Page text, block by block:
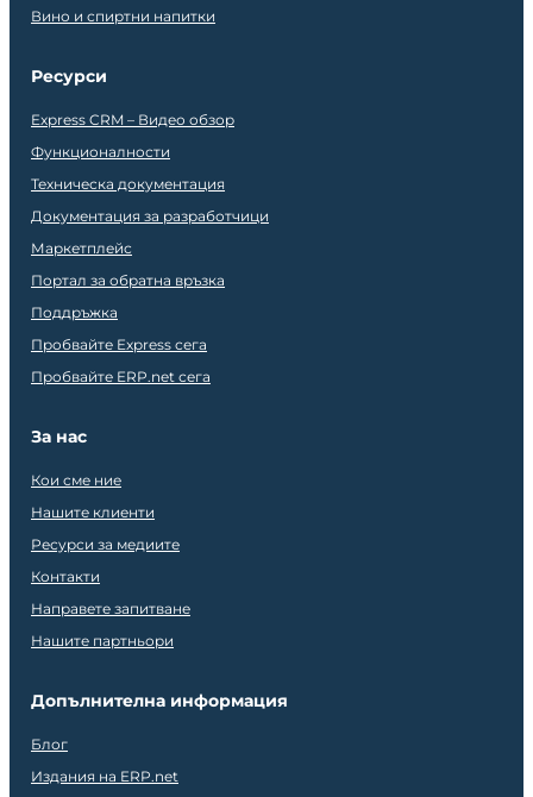
Вино и спиртни напитки
Ресурси
Express CRM – Видео обзор
Функционалности
Техническа документация
Документация за разработчици
Маркетплейс
Портал за обратна връзка
Поддръжка
Пробвайте Express сега
Пробвайте ERP.net сега
За нас
Кои сме ние
Нашите клиенти
Ресурси за медиите
Контакти
Направете запитване
Нашите партньори
Допълнителна информация
Блог
Издания на ERP.net